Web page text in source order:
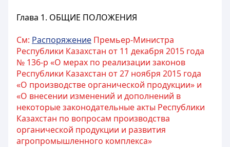
Глава 1. ОБЩИЕ ПОЛОЖЕНИЯ
См: Распоряжение Премьер-Министра
Республики Казахстан от 11 декабря 2015 года
№ 136-р «О мерах по реализации законов
Республики Казахстан от 27 ноября 2015 года
«О производстве органической продукции» и
«О внесении изменений и дополнений в
некоторые законодательные акты Республики
Казахстан по вопросам производства
органической продукции и развития
агропромышленного комплекса»